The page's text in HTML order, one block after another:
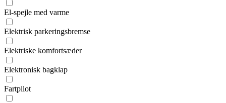
El-spejle med varme
Elektrisk parkeringsbremse
Elektriske komfortsæder
Elektronisk bagklap
Fartpilot